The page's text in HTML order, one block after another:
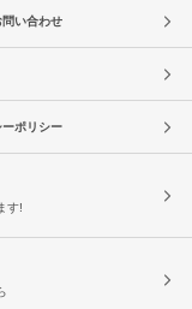
い合わせ
ーポリシー
す!